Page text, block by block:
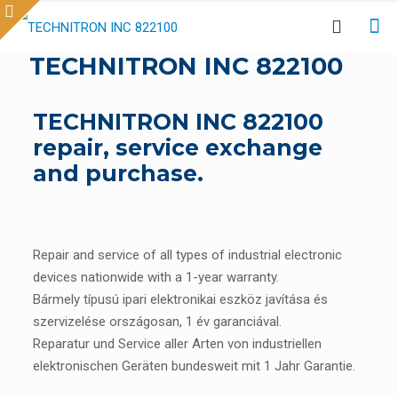
TECHNITRON INC 822100
TECHNITRON INC 822100
repair, service exchange
and purchase.
Repair and service of all types of industrial electronic
devices nationwide with a 1-year warranty.
Bármely típusú ipari elektronikai eszköz javítása és
szervizelése országosan, 1 év garanciával.
Reparatur und Service aller Arten von industriellen
elektronischen Geräten bundesweit mit 1 Jahr Garantie.